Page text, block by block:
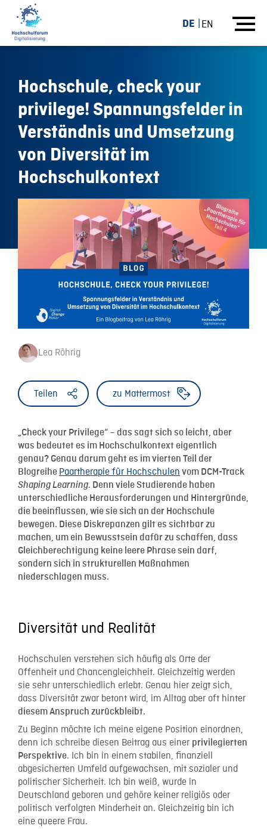
DE EN
Hochschule, check your
privilege! Spannungsfelder in
Verständnis und Umsetzung
von Diversität im
Hochschulkontext
Lea Röhrig
Teilen zu Mattermost
„Check your Privilege“ – das sagt sich so leicht, aber
was bedeutet es im Hochschulkontext eigentlich
genau? Genau darum geht es im vierten Teil der
Blogreihe Paartherapie für Hochschulen vom DCM-Track
Shaping Learning. Denn viele Studierende haben
unterschiedliche Herausforderungen und Hintergründe,
die beeinflussen, wie sie sich an der Hochschule
bewegen. Diese Diskrepanzen gilt es sichtbar zu
machen, um ein Bewusstsein dafür zu schaffen, dass
Gleichberechtigung keine leere Phrase sein darf,
sondern sich in strukturellen Maßnahmen
niederschlagen muss.
Diversität und Realität
Hochschulen verstehen sich häufig als Orte der
Offenheit und Chancengleichheit. Gleichzeitig werden
sie sehr unterschiedlich erlebt. Genau hier zeigt sich,
dass Diversität zwar betont wird, im Alltag aber oft hinter
diesem Anspruch zurückbleibt.
Zu Beginn möchte ich meine eigene Position einordnen,
denn ich schreibe diesen Beitrag aus einer privilegierten
Perspektive. Ich bin in einem stabilen, finanziell
abgesicherten Umfeld aufgewachsen, mit sozialer und
politischer Sicherheit. Ich bin weiß, wurde in
Deutschland geboren und gehöre keiner religiös oder
politisch verfolgten Minderheit an. Gleichzeitig bin ich
eine queere Frau.